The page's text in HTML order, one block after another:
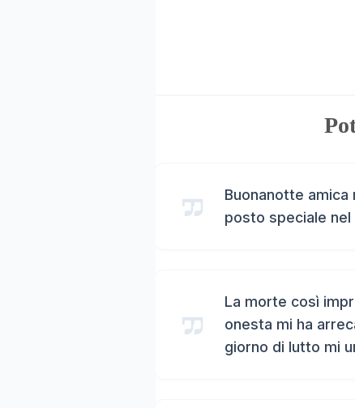
Buonanotte amica
posto speciale nel
La morte così
onesta mi ha
giorno di lutto mi